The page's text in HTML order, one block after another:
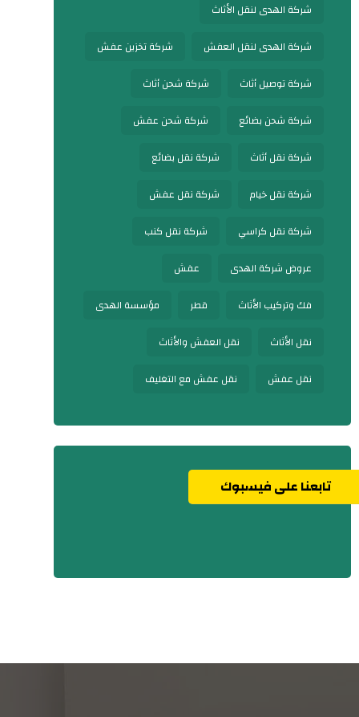
شركة الهدى لنقل الأثاث
شركة الهدى لنقل العفش شركة تخزين عفش
شركة توصيل أثاث شركة شحن أثاث
شركة شحن بضائع شركة شحن عفش
شركة نقل أثاث شركة نقل بضائع
شركة نقل خيام شركة نقل عفش
شركة نقل كراسي شركة نقل كنب
عروض شركة الهدى عفش
فك وتركيب الأثاث قطر مؤسسة الهدى
نقل الأثاث نقل العفش والأثاث
نقل عفش نقل عفش مع التغليف
تابعنا على فيسبوك